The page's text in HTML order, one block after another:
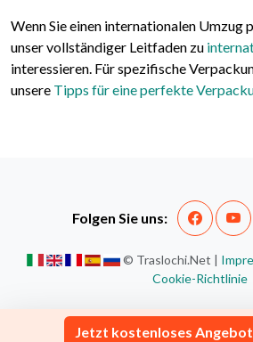
Wenn Sie einen internationalen Umzug
unser vollständiger Leitfaden zu
interessieren. Für spezifische
unsere Tipps für eine perfekte
Folgen Sie uns:
© Traslochi.Net |
Cookie-Richtlinie
Jetzt kostenloses